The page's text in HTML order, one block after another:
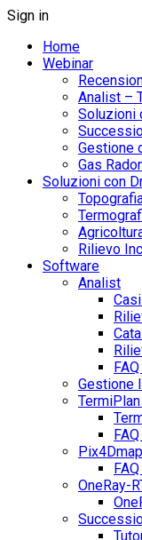
Sign in
Home
Webinar
Analist –
Soluzioni
Gestione
Gas
Soluzioni con
Rilievo
Software
Analist
Gestione
OneRay-